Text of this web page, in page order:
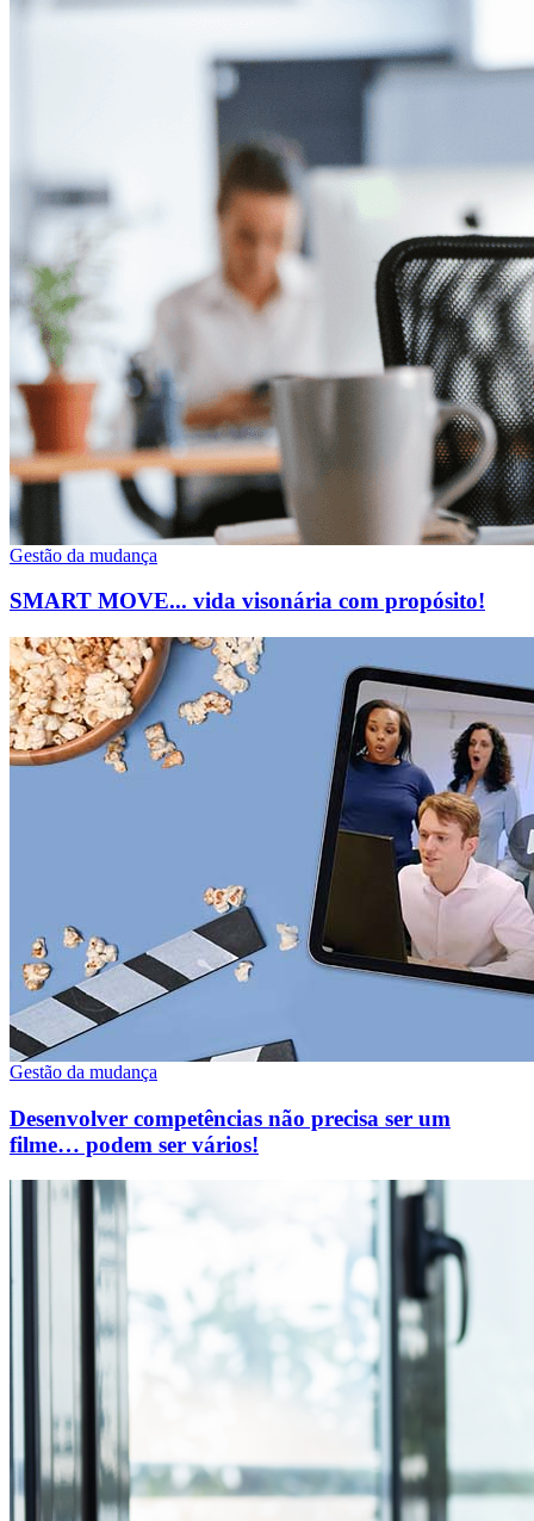
Gestão da mudança
SMART MOVE... vida visonária com propósito!
Gestão da mudança
Desenvolver competências não precisa ser um
filme… podem ser vários!